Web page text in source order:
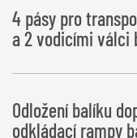
4 pásy pro
a 2 vodicími válci
Odložení balíku
odkládací rampy